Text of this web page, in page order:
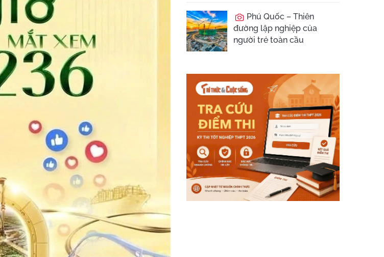
Phú Quốc – Thiên
đường lập nghiệp của
người trẻ toàn cầu